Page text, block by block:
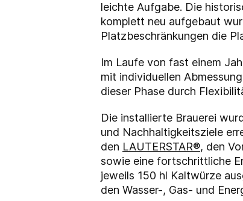
leichte Aufgabe. Die
komplett neu aufgebaut
Platzbeschränkungen die
Im Laufe von fast einem
mit individuellen
dieser Phase durch
Die installierte Brauerei
und Nachhaltigkeitsziele
den LAUTERSTAR®, den
sowie eine fortschrittliche
jeweils 150 hl Kaltwürze
den Wasser-, Gas- und